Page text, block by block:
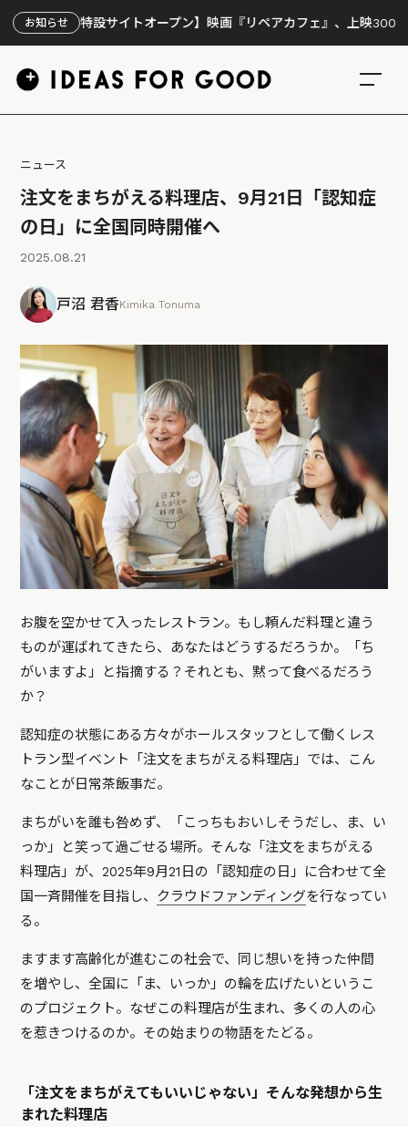
お知らせ
【特設サイトオープン】映画『リペアカフェ』、上映300回の先で見
ニュース
注文をまちがえる料理店、9月21日「認知症
の日」に全国同時開催へ
2025.08.21
戸沼 君香Kimika Tonuma
お腹を空かせて入ったレストラン。もし頼んだ料理と違う
ものが運ばれてきたら、あなたはどうするだろうか。「ち
がいますよ」と指摘する？それとも、黙って食べるだろう
か？
認知症の状態にある方々がホールスタッフとして働くレス
トラン型イベント「注文をまちがえる料理店」では、こん
なことが日常茶飯事だ。
まちがいを誰も咎めず、「こっちもおいしそうだし、ま、い
っか」と笑って過ごせる場所。そんな「注文をまちがえる
料理店」が、2025年9月21日の「認知症の日」に合わせて全
国一斉開催を目指し、 クラウドファンディングを行なってい
る。
ますます高齢化が進むこの社会で、同じ想いを持った仲間
を増やし、全国に「ま、いっか」の輪を広げたいというこ
のプロジェクト。なぜこの料理店が生まれ、多くの人の心
を惹きつけるのか。その始まりの物語をたどる。
「注文をまちがえてもいいじゃない」そんな発想から生
まれた料理店